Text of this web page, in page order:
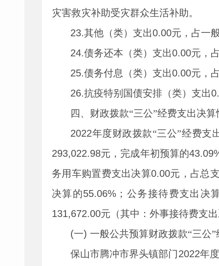
灾害救灾补助受灾群众生活补助。
23.其他（类）支出0.00元，占一
24.债务还本（类）支出0.00元，
25.债务付息（类）支出0.00元，
26.抗疫特别国债安排（类）支出
四、财政拨款“三公”经费支出决
2022年度财政拨款“三公”经费支
293,022.98元，完成年初预算的
务用车购置费支出决算0.00元，占总
决算的55.06% ；公务接待费支出决
131,672.00元（其中：外事接待费支
(一) 一般公共预算财政拨款“三公
保山市腾冲市界头镇部门2022年